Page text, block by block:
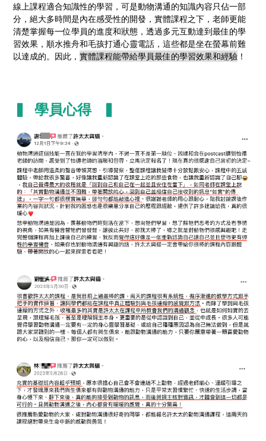
線上課程適合知識性的學習，可是動物溝通的知識內容只佔一部
分，絕大多時間是內在感受性的開發，實體課程之下，老師更能
清楚掌握每一位學員的進度和狀態，透過多元互動達到最佳的學
習效果，順水推舟和毛孩打通心靈電話，這些都是坐在螢幕前難
以達成的。因此，實體課程能帶給學員最佳的學習效果和經驗 ！
▍ 學員心得 ▍